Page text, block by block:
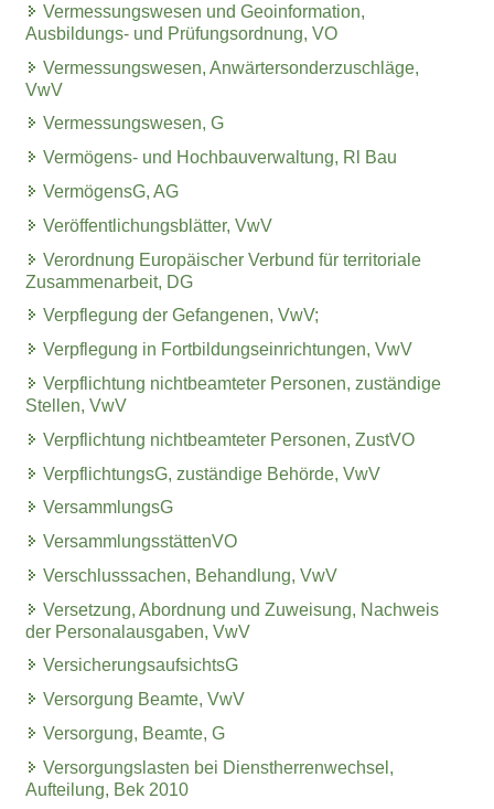
Vermessungswesen und Geoinformation,
Ausbildungs- und Prüfungsordnung, VO
Vermessungswesen, Anwärtersonderzuschläge,
VwV
Vermessungswesen, G
Vermögens- und Hochbauverwaltung, Rl Bau
VermögensG, AG
Veröffentlichungsblätter, VwV
Verordnung Europäischer Verbund für territoriale
Zusammenarbeit, DG
Verpflegung der Gefangenen, VwV;
Verpflegung in Fortbildungseinrichtungen, VwV
Verpflichtung nichtbeamteter Personen, zuständige
Stellen, VwV
Verpflichtung nichtbeamteter Personen, ZustVO
VerpflichtungsG, zuständige Behörde, VwV
VersammlungsG
VersammlungsstättenVO
Verschlusssachen, Behandlung, VwV
Versetzung, Abordnung und Zuweisung, Nachweis
der Personalausgaben, VwV
VersicherungsaufsichtsG
Versorgung Beamte, VwV
Versorgung, Beamte, G
Versorgungslasten bei Dienstherrenwechsel,
Aufteilung, Bek 2010